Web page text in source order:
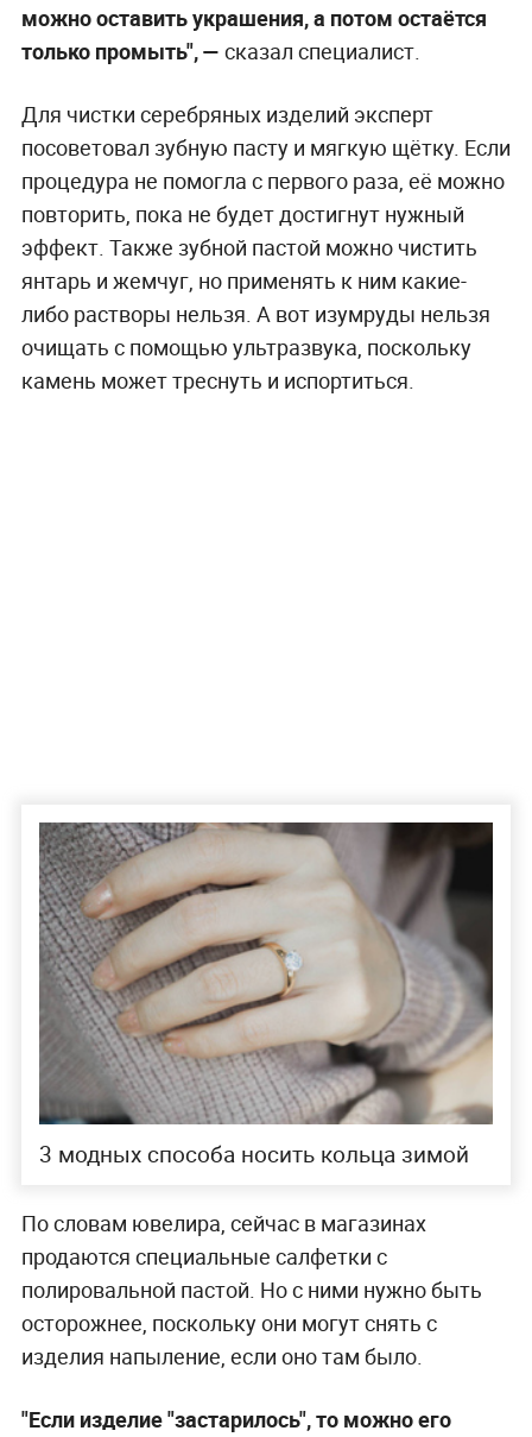
можно оставить украшения, а потом остаётся
только промыть", — сказал специалист.
Для чистки серебряных изделий эксперт
посоветовал зубную пасту и мягкую щётку. Если
процедура не помогла с первого раза, её можно
повторить, пока не будет достигнут нужный
эффект. Также зубной пастой можно чистить
янтарь и жемчуг, но применять к ним какие-
либо растворы нельзя. А вот изумруды нельзя
очищать с помощью ультразвука, поскольку
камень может треснуть и испортиться.
3 модных способа носить кольца зимой
По словам ювелира, сейчас в магазинах
продаются специальные салфетки с
полировальной пастой. Но с ними нужно быть
осторожнее, поскольку они могут снять с
изделия напыление, если оно там было.
"Если изделие "застарилось", то можно его